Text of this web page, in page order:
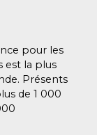
pour les
est la plus
Présents
de 1 000